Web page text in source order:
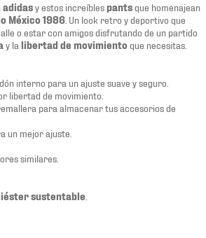
adidasy estos increíblespantsque homenajean
México 1986 . Un look retro y deportivo que
o estar con amigos disfrutando de un partido
y la libertad de movimiento que necesitas.
interno para un ajuste suave y seguro.
libertad de movimiento.
para almacenar tus accesorios de
un mejor ajuste.
similares.
sustentable